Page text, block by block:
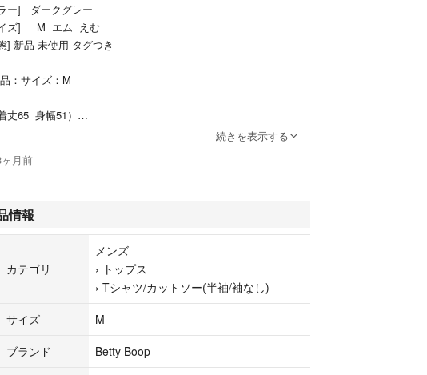
ー] ダークグレー
ズ] M エム えむ
] 新品 未使用 タグつき
：サイズ：M
丈65 身幅51）
覧ありがとうございます。
ントに
ロー割希望と書き込み下さい。
～1,999円 100円引き
～3,999円 200円引き
～5,999円 300円引き
～9,999円 500円引き
続きを表示する
月前
情報
カテゴリ
メンズ
› トップス
› Tシャツ/カットソー(半袖/袖なし)
サイズ
M
ブランド
Betty Boop